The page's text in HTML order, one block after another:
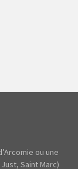
ou une
Saint Marc)